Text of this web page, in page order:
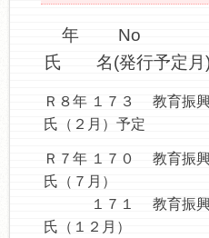
年 No
氏 名(発行予定月)
Ｒ８年 １７３ 教育振
氏（２月）予定
Ｒ７年 １７０ 教育振
氏（７月）
１７１ 教育振興会
氏（１２月）